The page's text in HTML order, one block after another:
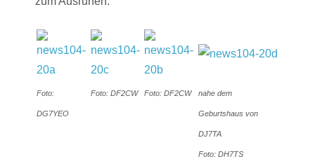
Foto:
DG7YEO
Foto: DF2CW Foto: DF2CW nahe dem
Geburtshaus von
DJ7TA
Foto: DH7TS